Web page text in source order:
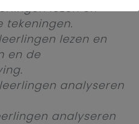
lezen en
tekeningen.
lezen en
en de
analyseren
analyseren